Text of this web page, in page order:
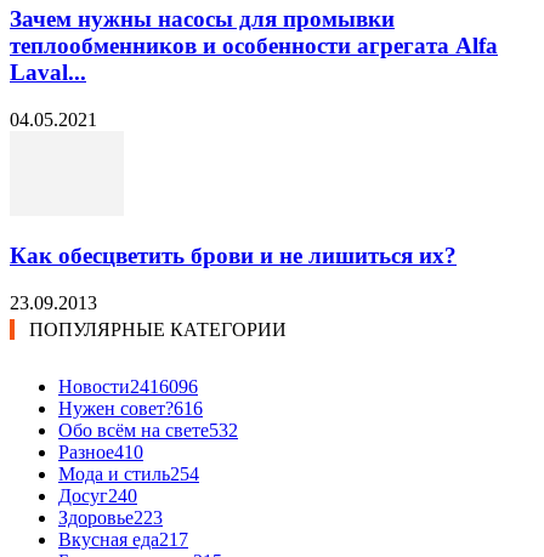
Зачем нужны насосы для промывки
теплообменников и особенности агрегата Alfa
Laval...
04.05.2021
Как обесцветить брови и не лишиться их?
23.09.2013
ПОПУЛЯРНЫЕ КАТЕГОРИИ
Новости2416096
Нужен совет?616
Обо всём на свете532
Разное410
Мода и стиль254
Досуг240
Здоровье223
Вкусная еда217